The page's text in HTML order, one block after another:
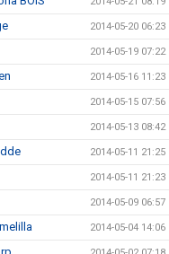
2014-05-20 06:23
2014-05-19 07:22
2014-05-16 11:23
2014-05-15 07:56
2014-05-13 08:42
2014-05-11 21:25
2014-05-11 21:23
2014-05-09 06:57
2014-05-04 14:06